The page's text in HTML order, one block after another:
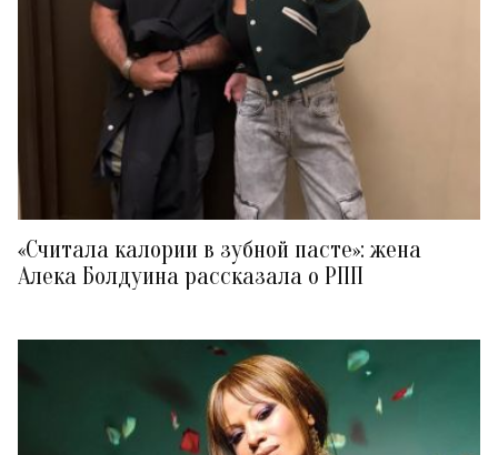
«Считала калории в зубной пасте»: жена
Алека Болдуина рассказала о РПП